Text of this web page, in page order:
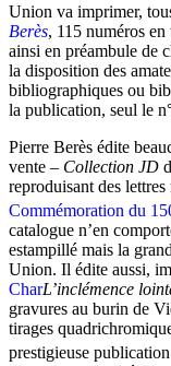
Union va imprimer,
Berès, 115 numéros
ainsi en préambule de
la disposition des
bibliographiques ou
la publication, seul le
Pierre Berès édite
vente – Collection JD
reproduisant des
Commémoration du
catalogue n’en
estampillé mais la
Union. Il édite aussi,
CharL’inclémence
gravures au burin de
tirages
prestigieuse publication